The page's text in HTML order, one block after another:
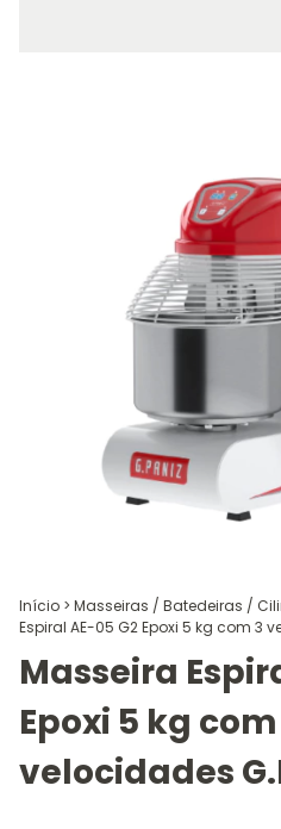
Início > Masseiras / Batedeiras /
Espiral AE-05 G2 Epoxi 5 kg com 3
Masseira
Epoxi 5 kg com
velocidades